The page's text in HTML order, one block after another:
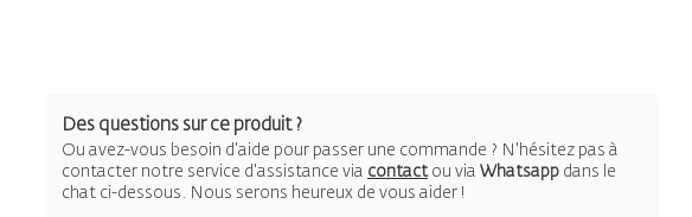
Des questions sur ce produit ?
Ou avez-vous besoin d'aide pour passer une commande ? N'hésitez pas à
contacter notre service d'assistance via contactou via Whatsapp dans le
chat ci-dessous. Nous serons heureux de vous aider !